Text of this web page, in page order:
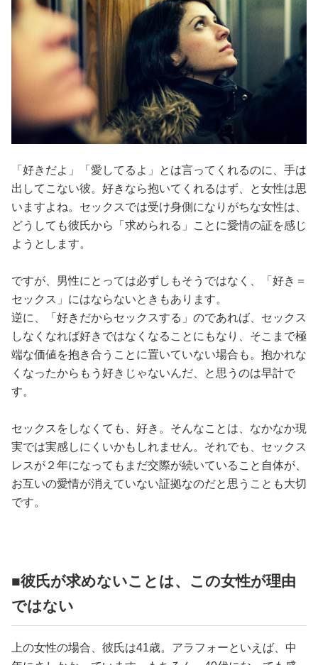
「好きだよ」「愛してるよ」とは言ってくれるのに、手は
出してこない彼。好きなら抱いてくれるはず、と女性は思
いますよね。セックスでは受け身側になりがちな女性は、
どうしても彼氏から「求められる」ことに愛情の証を感じ
ようとします。
ですが、男性にとっては必ずしもそうではなく、「好き＝
セックス」にはならないときもあります。
逆に、「好きだからセックスする」のであれば、セックス
しなくなれば好きではなくなることにもなり、そこまで極
端な価値を抱き合うことに置いていない場合も。抱かれな
くなったからもう好きじゃないんだ、と思うのは早計で
す。
セックスをしなくても、好き。そんなことは、なかなか現
実では実感しにくいかもしれません。それでも、セックス
レスが２年になってもまだ交際が続いていること自体が、
お互いの愛情が消えていない証拠なのだと思うことも大切
です。
■彼氏が求めないことは、この女性が理由
ではない
上の女性の場合、彼氏は41歳。アラフォーといえば、中